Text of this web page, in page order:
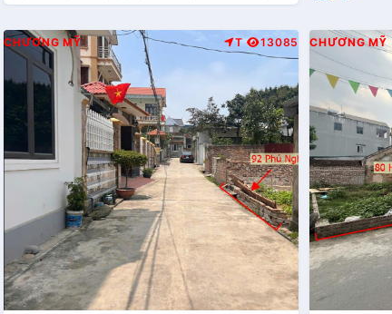
CHƯƠNG MỸ T 13085 CHƯƠNG MỸ